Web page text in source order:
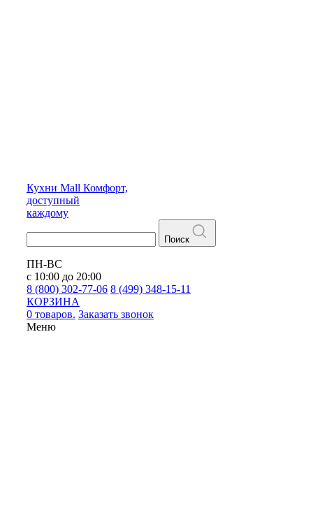
Кухни Mall Комфорт,
доступный
каждому
Поиск
ПН-ВС
с 10:00 до 20:00
8 (800) 302-77-06 8 (499) 348-15-11
КОРЗИНА
0 товаров. Заказать звонок
Меню